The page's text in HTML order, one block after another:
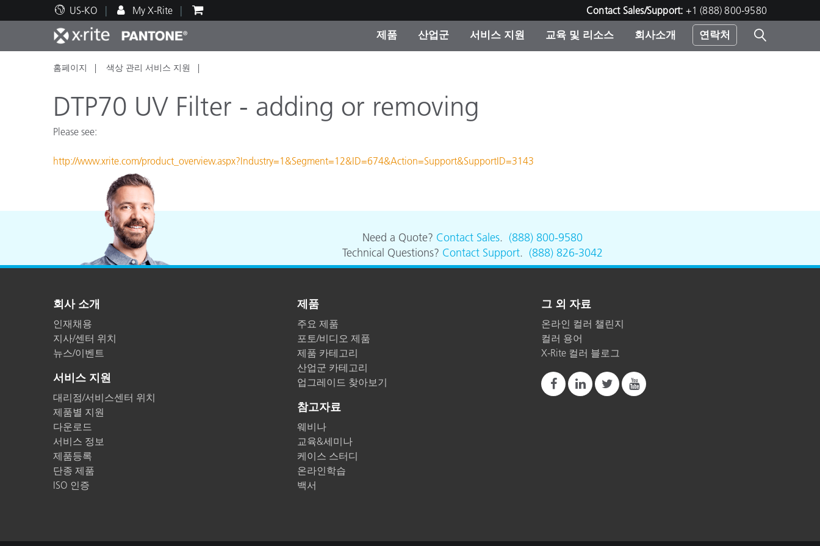
US-KO My X-Rite Contact Sales/Support: +1 (888) 800-9580
제품
주요 제품
진행중인 프로모션
산업군
인쇄 및 패키징
생명과학
소비자 가전제품
서비스 지원
기술 지원
교육 및 리소스
교육 리소스
Brand Experience Center
인기 다운로드
회사소개 연락처
홈페이지 색상 관리 서비스 지원
DTP70 UV Filter - adding or removing
Please see:
http://www.xrite.com/product_overview.aspx?Industry=1&Segment=12&ID=674&Action=Support&SupportID=3143
Need a Quote? Contact Sales. (888) 800-9580
Technical Questions? Contact Support. (888) 826-3042
회사 소개
인재채용
지사/센터 위치
뉴스/이벤트
서비스 지원
대리점/서비스센터 위치
제품별 지원
다운로드
서비스 정보
제품등록
단종 제품
ISO 인증
제품
주요 제품
포토/비디오 제품
제품 카테고리
산업군 카테고리
업그레이드 찾아보기
참고자료
웨비나
교육&세미나
케이스 스터디
온라인학습
백서
그 외 자료
온라인 컬러 챌린지
컬러 용어
X-Rite 컬러 블로그